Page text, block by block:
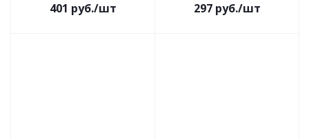
401 руб./шт 297 руб./шт